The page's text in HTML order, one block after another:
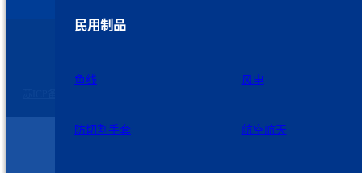
民用制品
鱼线 风电
防切割手套 航空航天